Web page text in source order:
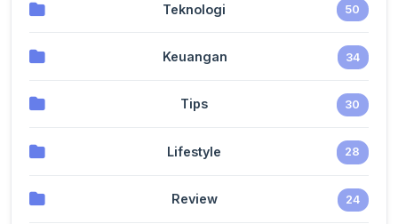
Teknologi 50
Keuangan 34
Tips 30
Lifestyle 28
Review 24